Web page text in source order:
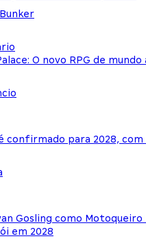
O novo RPG de
confirmado para 2028, com
Gosling como Motoqueiro
em 2028